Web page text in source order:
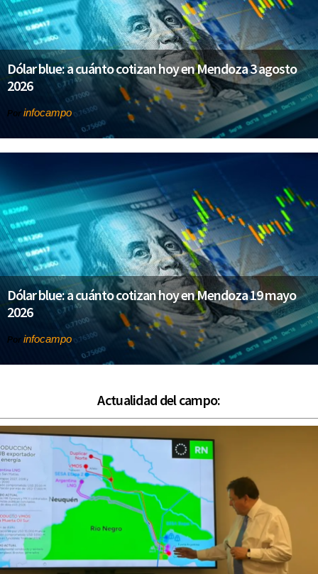
Dólar blue: a cuánto cotizan hoy en Mendoza 3 agosto
2026
Por infocampo
Dólar blue: a cuánto cotizan hoy en Mendoza 19 mayo
2026
Por infocampo
Actualidad del campo: